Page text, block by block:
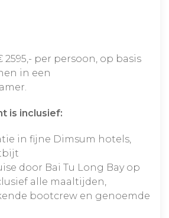
2595,- per persoon, op basis
in een
is inclusief:
in fijne Dimsum hotels,
door Bai Tu Long Bay op
alle maaltijden,
bootcrew en genoemde